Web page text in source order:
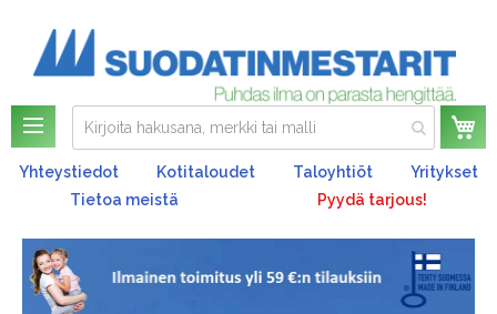
Yhteystiedot Kotitaloudet Taloyhtiöt
Yritykset
Tietoa meistä
Pyydä tarjous!